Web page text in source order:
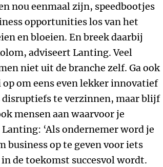
nou eenmaal zijn, speedbootjes
opportunities los van het
en bloeien. En breek daarbij
adviseert Lanting. Veel
niet uit de branche zelf. Ga ook
om eens even lekker innovatief
te verzinnen, maar blijf
mensen aan waarvoor je
‘Als ondernemer word je
business op te geven voor iets
de toekomst succesvol wordt.